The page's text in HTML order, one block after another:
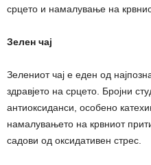
срцето и намалување на
Зелен чај
Зелениот чај е еден од
здравјето на срцето. Бројни
антиоксиданси, особено
намалувањето на крвниот
садови од оксидативен стрес.